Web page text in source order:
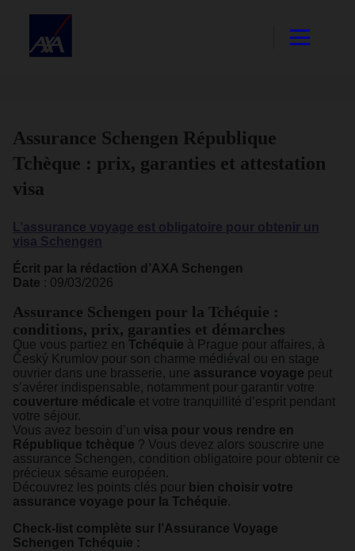
​Assurance Schengen République
Tchèque : prix, garanties et attestation
visa
L’assurance voyage est obligatoire pour obtenir un
visa Schengen
Écrit par la rédaction d’AXA Schengen
Date : 09/03/2026
Assurance Schengen pour la Tchéquie :
conditions, prix, garanties et démarches
Que vous partiez en Tchéquie à Prague pour affaires, à
Český Krumlov pour son charme médiéval ou en stage
ouvrier dans une brasserie, une assurance voyage peut
s’avérer indispensable, notamment pour garantir votre
couverture médicale et votre tranquillité d’esprit pendant
votre séjour.
Vous avez besoin d’un visa pour vous rendre en
République tchèque ? Vous devez alors souscrire une
assurance Schengen, condition obligatoire pour obtenir ce
précieux sésame européen.
Découvrez les points clés pour bien choisir votre
assurance voyage pour la Tchéquie.
Check-list complète sur l’Assurance Voyage
Schengen Tchéquie :